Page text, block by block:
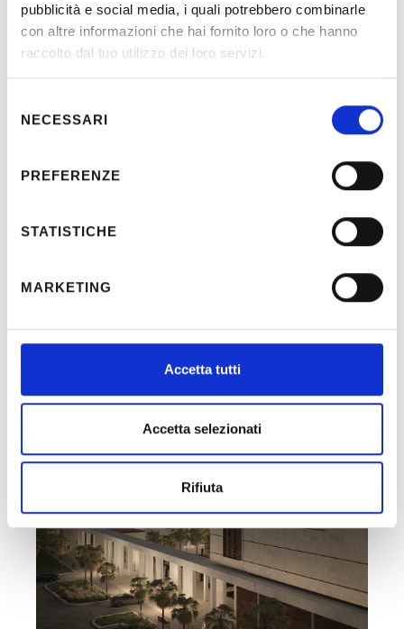
pubblicità e social media, i quali potrebbero combinarle
con altre informazioni che hai fornito loro o che hanno
raccolto dal tuo utilizzo dei loro servizi.
delNECESSARI
PREFERENZE
STATISTICHE
MARKETING
Accetta tutti
Accetta selezionati
Rifiuta
Progetto esecutivo e direzione lavori per l’impianti elettrici,
elettronici e di illuminazione
Località:
Periodo:
Altri Progetti